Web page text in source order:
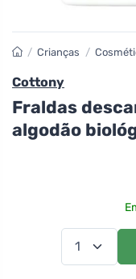
/ Crianças /
Cottony
Fraldas
algodão